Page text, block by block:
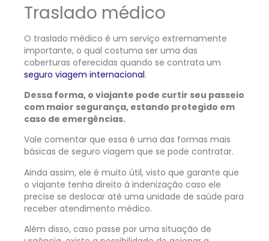
Traslado médico
O traslado médico é um serviço extremamente
importante, o qual costuma ser uma das
coberturas oferecidas quando se contrata um
seguro viagem internacional.
Dessa forma, o viajante pode curtir seu passeio
com maior segurança, estando protegido em
caso de emergências.
Vale comentar que essa é uma das formas mais
básicas de seguro viagem que se pode contratar.
Ainda assim, ele é muito útil, visto que garante que
o viajante tenha direito à indenização caso ele
precise se deslocar até uma unidade de saúde para
receber atendimento médico.
Além disso, caso passe por uma situação de